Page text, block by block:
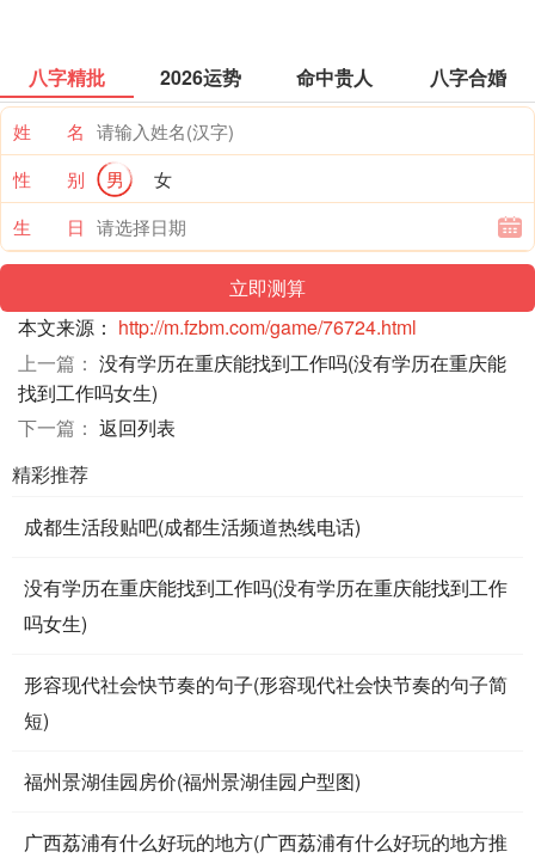
八字精批 2026运势 命中贵人 八字合婚
姓 名
性 别
男
女
生 日
本文来源： http://m.fzbm.com/game/76724.html
上一篇： 没有学历在重庆能找到工作吗(没有学历在重庆能
找到工作吗女生)
下一篇： 返回列表
精彩推荐
成都生活段贴吧(成都生活频道热线电话)
没有学历在重庆能找到工作吗(没有学历在重庆能找到工作
吗女生)
形容现代社会快节奏的句子(形容现代社会快节奏的句子简
短)
福州景湖佳园房价(福州景湖佳园户型图)
广西荔浦有什么好玩的地方(广西荔浦有什么好玩的地方推